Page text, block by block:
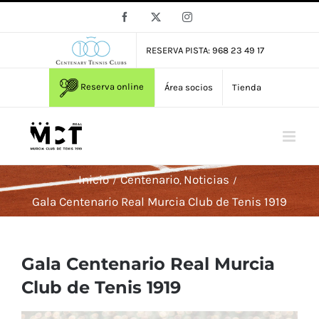
Facebook Instagram
RESERVA PISTA: 968 23 49 17
Reserva online Área socios Tienda
Inicio Centenario Noticias
Gala Centenario Real Murcia Club de Tenis 1919
Gala Centenario Real Murcia
Club de Tenis 1919